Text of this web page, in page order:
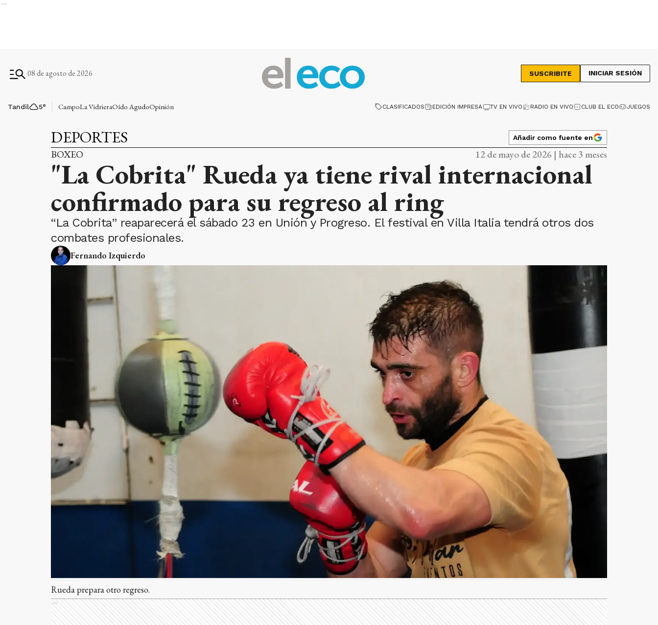
Ads
08 de agosto de 2026 SUSCRIBITE INICIAR SESIÓN
Tandil 5° CampoLa VidrieraOído AgudoOpinión CLASIFICADOS EDICIÓN IMPRESA TV EN VIVO RADIO EN VIVO CLUB EL ECO JUEGOS
DEPORTES Añadir como fuente en
BOXEO 12 de mayo de 2026 | hace 3 meses
"La Cobrita" Rueda ya tiene rival internacional
confirmado para su regreso al ring
“La Cobrita” reaparecerá el sábado 23 en Unión y Progreso. El festival en Villa Italia tendrá otros dos
combates profesionales.
Fernando Izquierdo
Rueda prepara otro regreso.
Ads